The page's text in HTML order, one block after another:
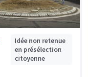
Idée non retenue
en présélection
citoyenne